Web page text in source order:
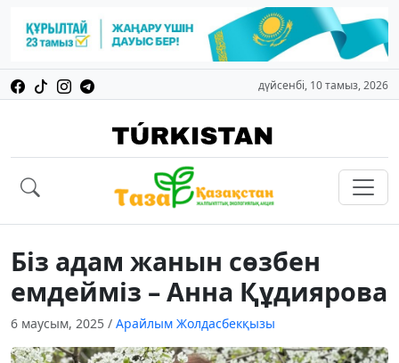
дүйсенбі, 10 тамыз, 2026
Біз адам жанын сөзбен
емдейміз – Анна Құдиярова
6 маусым, 2025 / Арайлым Жолдасбекқызы